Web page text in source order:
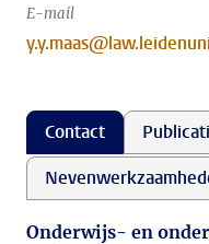
E-mail
Contact
Onderwijs- en